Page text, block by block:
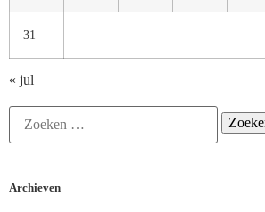
31
« jul
Archieven